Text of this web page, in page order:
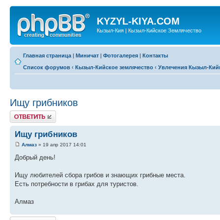
KYZYL-KIYA.COM
Кызыл-Кия | Кызыл-Кийское Землячество
Главная страница | Миничат | Фотогалерея | Контакты
Список форумов ‹ Кызыл-Кийское землячество ‹ Увлечения Кызыл-
Ищу грибников
Ответить
Ищу грибников
Алмаз » 19 апр 2017 14:01
Добрый день!
Ищу любителей сбора грибов и знающих грибные места.
Есть потребности в грибах для туристов.
Алмаз